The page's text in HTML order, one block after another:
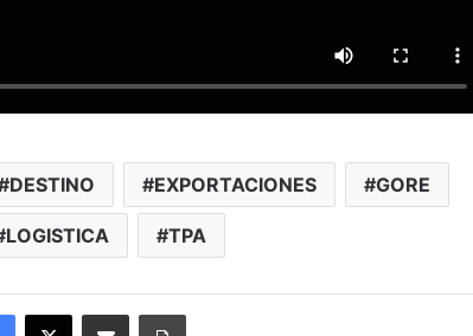
DESTINO EXPORTACIONES GORE
LOGISTICA TPA
Facebook
X Enviar vía email Imprimir